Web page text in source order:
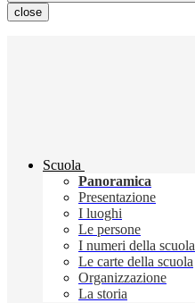
close
Scuola
Panoramica
Presentazione
I luoghi
Le persone
I numeri della scuola
Le carte della scuola
Organizzazione
La storia